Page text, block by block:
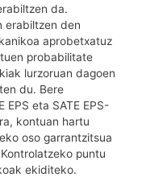
da.
erabiltzen den
aprobetxatuz
probabilitate
lurzoruan dagoen
du. Bere
EPS eta SATE EPS-
kontuan hartu
oso garrantzitsua
puntu
ekiditeko.